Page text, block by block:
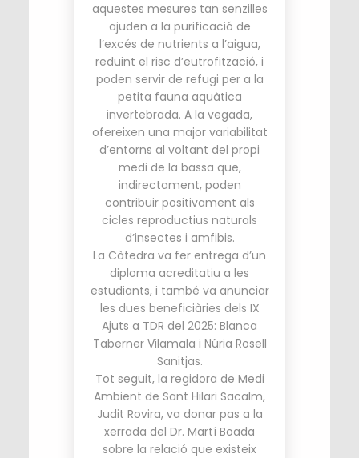
aquestes mesures tan senzilles
ajuden a la purificació de
l’excés de nutrients a l’aigua,
reduint el risc d’eutrofització, i
poden servir de refugi per a la
petita fauna aquàtica
invertebrada. A la vegada,
ofereixen una major variabilitat
d’entorns al voltant del propi
medi de la bassa que,
indirectament, poden
contribuir positivament als
cicles reproductius naturals
d’insectes i amfibis.
La Càtedra va fer entrega d’un
diploma acreditatiu a les
estudiants, i també va anunciar
les dues beneficiàries dels IX
Ajuts a TDR del 2025: Blanca
Taberner Vilamala i Núria Rosell
Sanitjas.
Tot seguit, la regidora de Medi
Ambient de Sant Hilari Sacalm,
Judit Rovira, va donar pas a la
xerrada del Dr. Martí Boada
sobre la relació que existeix